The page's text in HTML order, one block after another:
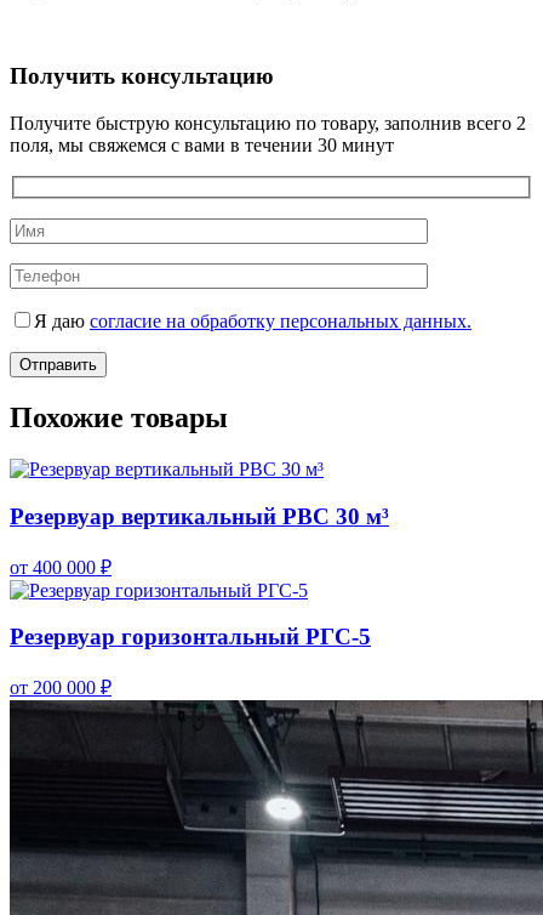
Получить консультацию
Получите быструю консультацию по товару, заполнив всего 2
поля, мы свяжемся с вами в течении 30 минут
Я даю согласие на обработку персональных данных.
Похожие товары
Резервуар вертикальный РВС 30 м³
от 400 000 ₽
Резервуар горизонтальный РГС-5
от 200 000 ₽